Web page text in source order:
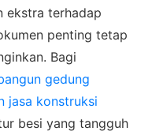
ekstra terhadap
penting tetap
Bagi
gedung
jasa konstruksi
besi yang tangguh